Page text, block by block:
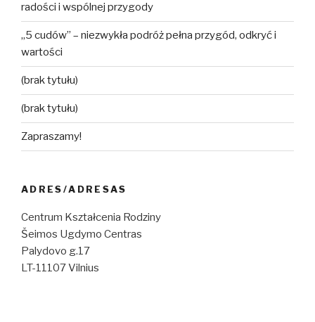
radości i wspólnej przygody
„5 cudów” – niezwykła podróż pełna przygód, odkryć i
wartości
(brak tytułu)
(brak tytułu)
Zapraszamy!
ADRES/ADRESAS
Centrum Kształcenia Rodziny
Šeimos Ugdymo Centras
Palydovo g.17
LT-11107 Vilnius